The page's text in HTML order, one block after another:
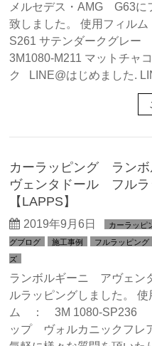
メルセデス・AMG G63に
致しました。 使用フィルム
S261 サテンダー
3M1080-M211 マットチャ
ク LINE@はじめました.
カーラッピング ラン
ヴェンタドール フルラ
【LAPPS】
2019年9月6日 カーラッピ
グブログ
施工事例 フルラッピング
ズ
ランボルギーニ アヴェン
ルラッピングしました。 使
ム ： 3M 1080-SP236
ップ ヴォルカニックフレ